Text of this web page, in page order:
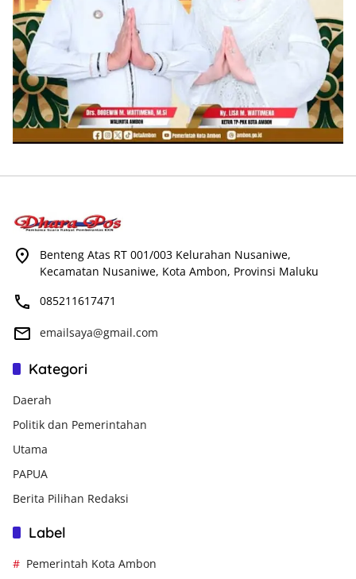
Benteng Atas RT 001/003 Kelurahan Nusaniwe,
Kecamatan Nusaniwe, Kota Ambon, Provinsi Maluku
085211617471
emailsaya@gmail.com
Kategori
Daerah
Politik dan Pemerintahan
Utama
PAPUA
Berita Pilihan Redaksi
Label
Pemerintah Kota Ambon